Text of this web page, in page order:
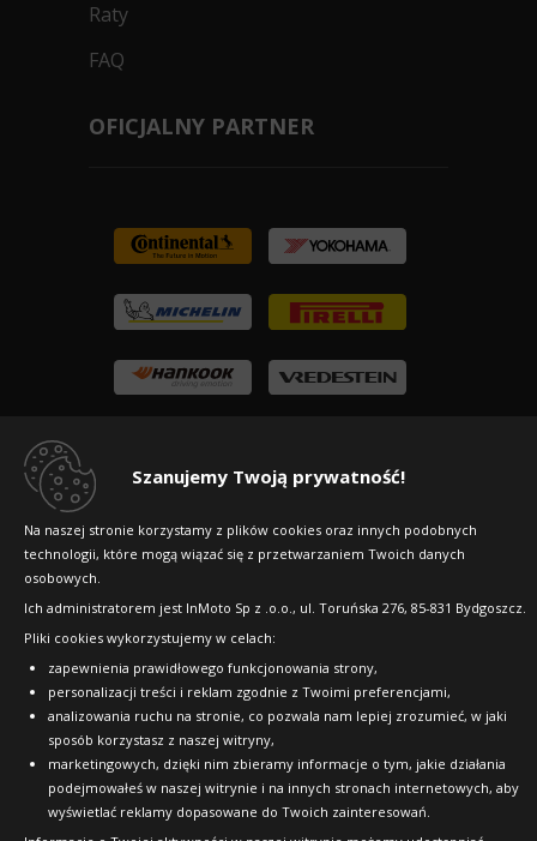
Szanujemy Twoją prywatność!
Na naszej stronie korzystamy z plików cookies oraz innych podobnych
technologii, które mogą wiązać się z przetwarzaniem Twoich danych
osobowych.
Ich administratorem jest InMoto Sp z .o.o., ul. Toruńska 276, 85-831 Bydgoszcz.
Pliki cookies wykorzystujemy w celach:
zapewnienia prawidłowego funkcjonowania strony,
personalizacji treści i reklam zgodnie z Twoimi preferencjami,
analizowania ruchu na stronie, co pozwala nam lepiej zrozumieć, w jaki
sposób korzystasz z naszej witryny,
marketingowych, dzięki nim zbieramy informacje o tym, jakie działania
podejmowałeś w naszej witrynie i na innych stronach internetowych, aby
wyświetlać reklamy dopasowane do Twoich zainteresowań.
Raty
FAQ
OFICJALNY PARTNER
Copyright © 2010-2026 24opony.pl. Wszelkie
prawa zastrzeżone.